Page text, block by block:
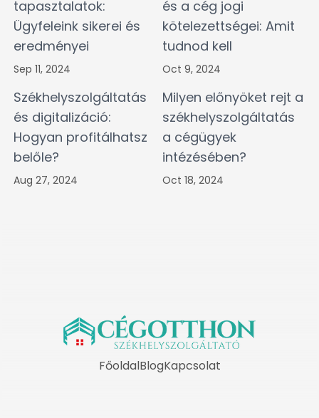
tapasztalatok:
Ügyfeleink sikerei és
eredményei
Sep 11, 2024
és a cég jogi
kötelezettségei: Amit
tudnod kell
Oct 9, 2024
Székhelyszolgáltatás
és digitalizáció:
Hogyan profitálhatsz
belőle?
Aug 27, 2024
Milyen előnyöket rejt a
székhelyszolgáltatás
a cégügyek
intézésében?
Oct 18, 2024
FőoldalBlogKapcsolat